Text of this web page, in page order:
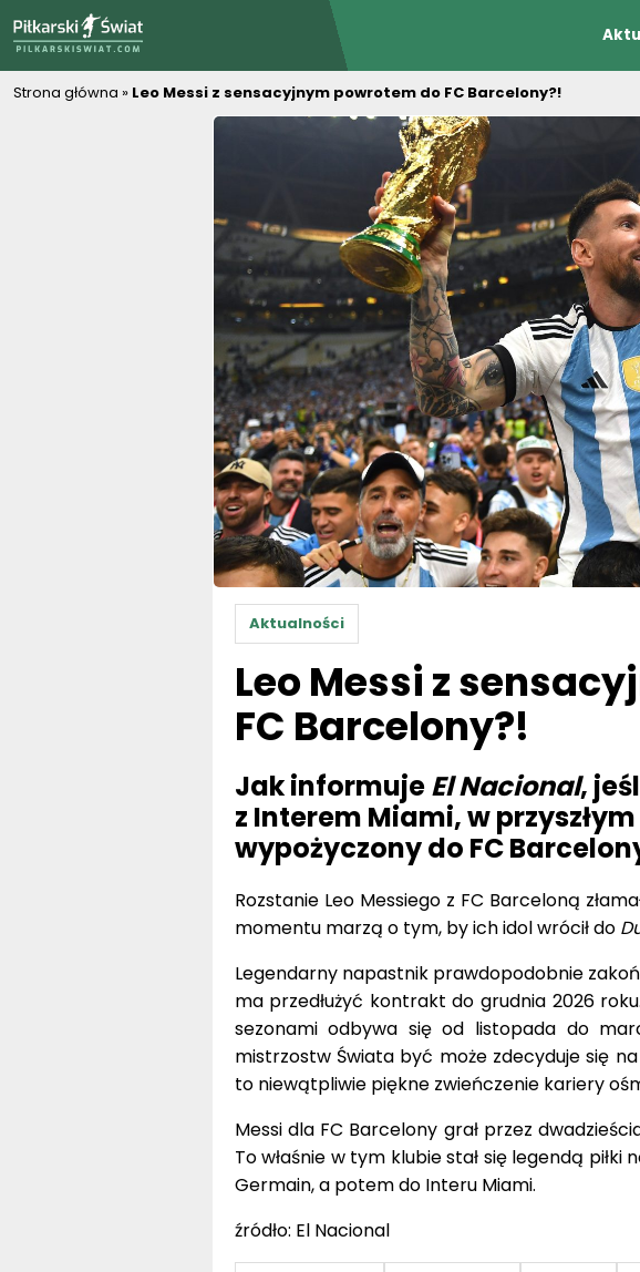
Strona główna » Leo Messi z sensacyjnym powrotem do FC Barcelony?!
Aktualności
Leo Messi z
FC Barcelony?!
Jak informujeEl Nacional,
z Interem Miami, w
wypożyczony do FC
Rozstanie Leo Messiego z FC Barceloną
momentu marzą o tym, by ich idol wrócił do
Legendarny napastnik prawdopodobnie
ma przedłużyć kontrakt do grudnia 2026
sezonami odbywa się od listopada do
mistrzostw Świata być może zdecyduje się
to niewątpliwie piękne zwieńczenie kariery
Messi dla FC Barcelony grał przez
To właśnie w tym klubie stał się legendą piłki
Germain, a potem do Interu Miami.
źródło: El Nacional